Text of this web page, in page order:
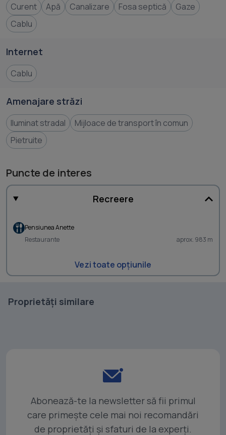
Curent Apă Canalizare Fosa septică
Gaze
Cablu
Internet
Cablu
Amenajare străzi
Iluminat stradal
Mijloace de transport în comun
Pietruite
Puncte de interes
Recreere
Pensiunea Anette
Restaurante
aprox. 983 m
Vezi toate opțiunile
Proprietăți similare
Abonează-te la newsletter să fii primul
care primește cele mai noi recomandări
de proprietăți și sfaturi de la experți.